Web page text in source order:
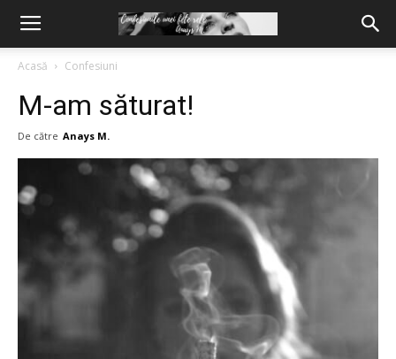
Acasă Confesiuni
M-am săturat!
De către Anays M.